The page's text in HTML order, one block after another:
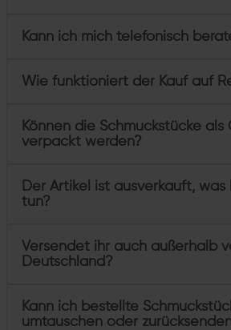
Kann ich mich telefonisch
Wie funktioniert der Kauf auf
Können die Schmuckstücke als
verpackt werden?
Der Artikel ist ausverkauft, was
tun?
Versendet ihr auch außerhalb
Deutschland?
Kann ich bestellte
umtauschen oder